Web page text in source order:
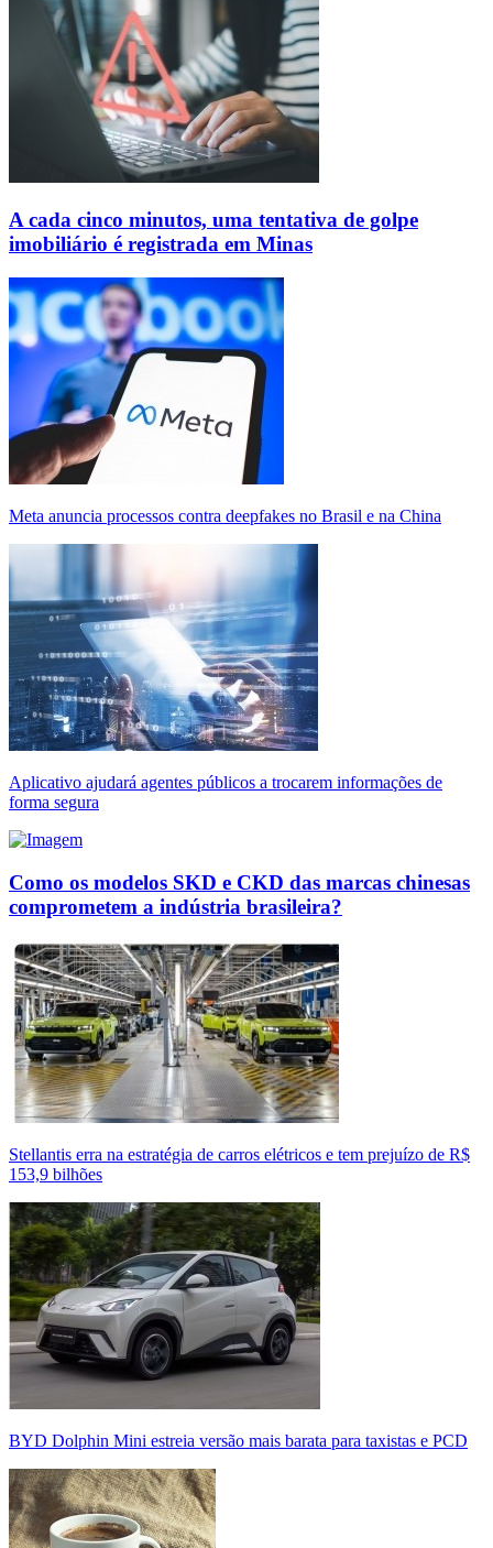
A cada cinco minutos, uma tentativa de golpe
imobiliário é registrada em Minas
Meta anuncia processos contra deepfakes no Brasil e na China
Aplicativo ajudará agentes públicos a trocarem informações de
forma segura
Como os modelos SKD e CKD das marcas chinesas
comprometem a indústria brasileira?
Stellantis erra na estratégia de carros elétricos e tem prejuízo de R$
153,9 bilhões
BYD Dolphin Mini estreia versão mais barata para taxistas e PCD